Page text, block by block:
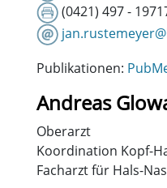
(0421) 497 -
Publikationen:
Andreas
Oberarzt
Koordination Kopf-
Facharzt für Hals-